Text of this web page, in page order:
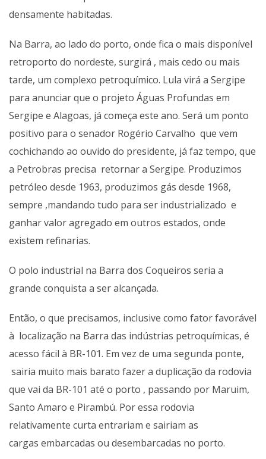
densamente habitadas.
Na Barra, ao lado do porto, onde fica o mais disponível
retroporto do nordeste, surgirá , mais cedo ou mais
tarde, um complexo petroquímico. Lula virá a Sergipe
para anunciar que o projeto Águas Profundas em
Sergipe e Alagoas, já começa este ano. Será um ponto
positivo para o senador Rogério Carvalho que vem
cochichando ao ouvido do presidente, já faz tempo, que
a Petrobras precisa retornar a Sergipe. Produzimos
petróleo desde 1963, produzimos gás desde 1968,
sempre ,mandando tudo para ser industrializado e
ganhar valor agregado em outros estados, onde
existem refinarias.
O polo industrial na Barra dos Coqueiros seria a
grande conquista a ser alcançada.
Então, o que precisamos, inclusive como fator favorável
à localização na Barra das indústrias petroquímicas, é
acesso fácil à BR-101. Em vez de uma segunda ponte,
sairia muito mais barato fazer a duplicação da rodovia
que vai da BR-101 até o porto , passando por Maruim,
Santo Amaro e Pirambú. Por essa rodovia
relativamente curta entrariam e sairiam as
cargas embarcadas ou desembarcadas no porto.